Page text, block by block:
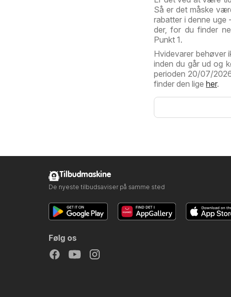
Så er det måske
rabatter i denne uge
der, for du finder
Punkt 1.
Hvidevarer behøver
inden du går ud og
perioden 20/07/
finder den lige her.
Tilbudmaskine
De nyeste tilbudsaviser på samme sted
Følg os